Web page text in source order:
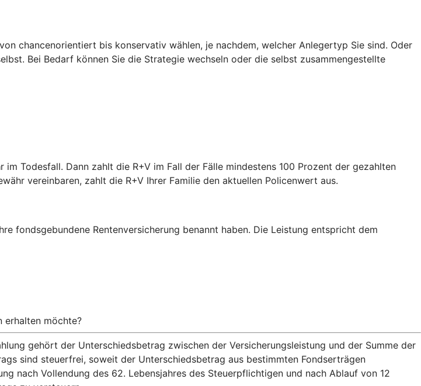
chancenorientiert bis konservativ wählen, je nachdem, welcher Anlegertyp Sie sind. Oder
Bei Bedarf können Sie die Strategie wechseln oder die selbst zusammengestellte
Todesfall. Dann zahlt die R+V im Fall der Fälle mindestens 100 Prozent der gezahlten
vereinbaren, zahlt die R+V Ihrer Familie den aktuellen Policenwert aus.
fondsgebundene Rentenversicherung benannt haben. Die Leistung entspricht dem
erhalten möchte?
gehört der Unterschiedsbetrag zwischen der Versicherungsleistung und der Summe der
sind steuerfrei, soweit der Unterschiedsbetrag aus bestimmten Fondserträgen
nach Vollendung des 62. Lebensjahres des Steuerpflichtigen und nach Ablauf von 12